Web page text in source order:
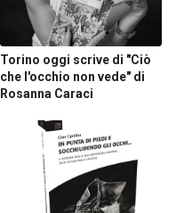
Torino oggi scrive di "Ciò
che l'occhio non vede" di
Rosanna Caraci